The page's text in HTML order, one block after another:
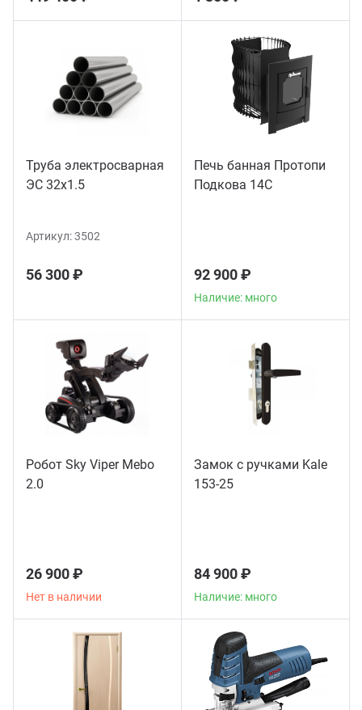
Труба электросварная
ЭС 32x1.5
Артикул:3502
56 300 ₽
Печь банная Протопи
Подкова 14С
92 900 ₽
Наличие: много
Робот Sky Viper Mebo
2.0
26 900 ₽
Нет в наличии
Замок с ручками Kale
153-25
84 900 ₽
Наличие: много